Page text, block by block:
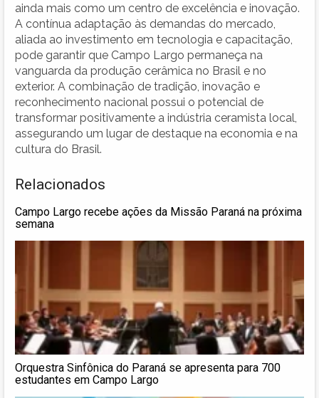
ainda mais como um centro de excelência e inovação.
A contínua adaptação às demandas do mercado,
aliada ao investimento em tecnologia e capacitação,
pode garantir que Campo Largo permaneça na
vanguarda da produção cerâmica no Brasil e no
exterior. A combinação de tradição, inovação e
reconhecimento nacional possui o potencial de
transformar positivamente a indústria ceramista local,
assegurando um lugar de destaque na economia e na
cultura do Brasil.
Relacionados
Campo Largo recebe ações da Missão Paraná na próxima
semana
Orquestra Sinfônica do Paraná se apresenta para 700
estudantes em Campo Largo